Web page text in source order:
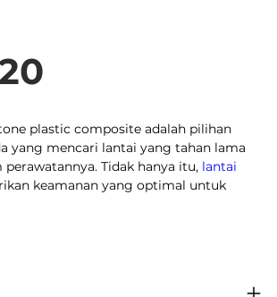
plastic composite adalah pilihan
yang mencari lantai yang tahan lama
Tidak hanya itu, lantai
keamanan yang optimal untuk